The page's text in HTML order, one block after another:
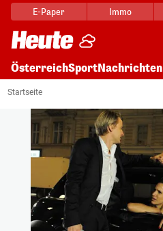
E-Paper Immo
ÖsterreichSportNachrichten
Startseite